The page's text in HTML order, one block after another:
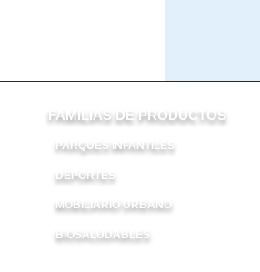
FAMILIAS DE PRODUCTOS
PARQUES INFANTILES
DEPORTES
MOBILIARIO URBANO
BIOSALUDABLES